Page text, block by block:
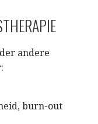
andere
burn-out